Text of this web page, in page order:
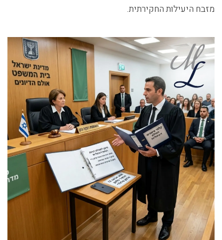
מזבח היעילות החקירתית.